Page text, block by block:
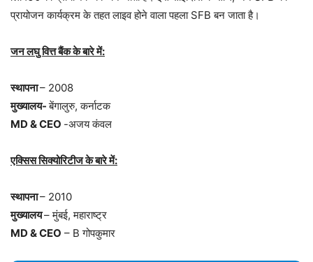
प्रायोजन कार्यक्रम के तहत लाइव होने वाला पहला SFB बन जाता है।
जन लघु वित्त बैंक के बारे में:
स्थापना– 2008
मुख्यालय-बेंगालुरु, कर्नाटक
MD & CEO -अजय कंवल
एक्सिस सिक्योरिटीज के बारे में:
स्थापना– 2010
मुख्यालय– मुंबई, महाराष्ट्र
MD & CEO – B गोपकुमार